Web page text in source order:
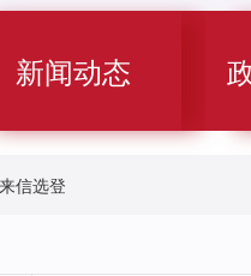
新闻动态
来信选登